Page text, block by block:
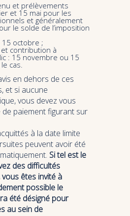
et prélèvements
et 15 mai pour les
et généralement
le solde de l’imposition
octobre ;
et contribution à
: 15 novembre ou 15
cas.
en dehors de ces
et si aucune
vous devez vous
paiement figurant sur
à la date limite
peuvent avoir été
Si tel est le
des difficultés
êtes invité à
possible le
été désigné pour
au sein de